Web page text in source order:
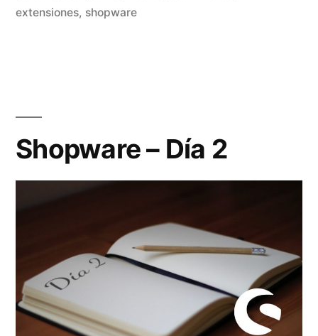
extensiones, shopware
Shopware – Día 2